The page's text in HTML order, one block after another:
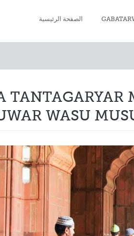
الصفحة الرئيسية
WASU